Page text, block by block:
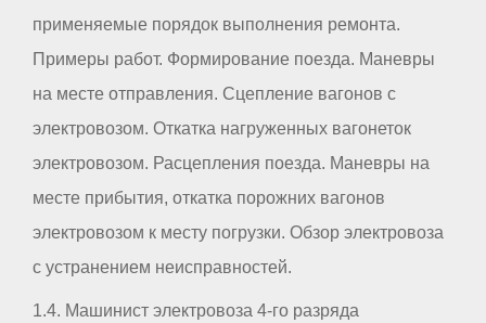
применяемые порядок выполнения ремонта.
Примеры работ. Формирование поезда. Маневры
на месте отправления. Сцепление вагонов с
электровозом. Откатка нагруженных вагонеток
электровозом. Расцепления поезда. Маневры на
месте прибытия, откатка порожних вагонов
электровозом к месту погрузки. Обзор электровоза
с устранением неисправностей.
1.4. Машинист электровоза 4-го разряда